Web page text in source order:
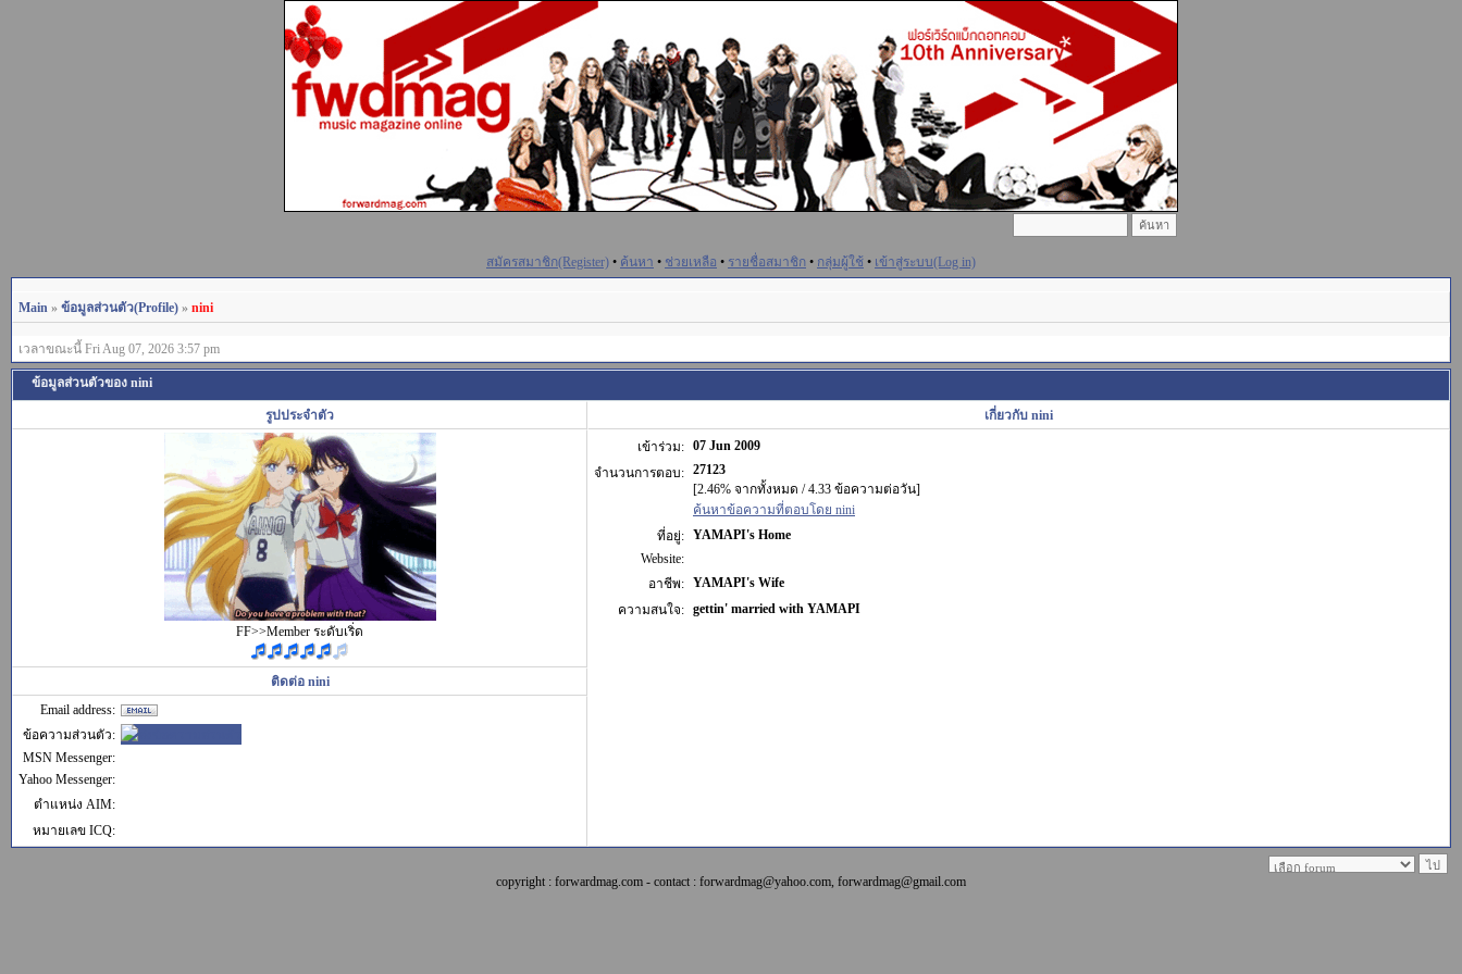
สมัครสมาชิก(Register) • ค้นหา • ช่วยเหลือ • รายชื่อสมาชิก • กลุ่มผู้ใช้ • เข้าสู่ระบบ(Log in)
Main » ข้อมูลส่วนตัว(Profile) » nini
เวลาขณะนี้ Fri Aug 07, 2026 3:57 pm
ข้อมูลส่วนตัวของ nini
รูปประจำตัว เกี่ยวกับ nini
FF>>Member ระดับเริ่ด
เข้าร่วม: 07 Jun 2009
จำนวนการตอบ: 27123
[2.46% จากทั้งหมด / 4.33 ข้อความต่อวัน]
ค้นหาข้อความที่ตอบโดย nini
ที่อยู่: YAMAPI's Home
Website:
อาชีพ: YAMAPI's Wife
ความสนใจ: gettin' married with YAMAPI
ติดต่อ nini
Email address:
ข้อความส่วนตัว:
MSN Messenger:
Yahoo Messenger:
ตำแหน่ง AIM:
หมายเลข ICQ:
copyright : forwardmag.com - contact : forwardmag@yahoo.com, forwardmag@gmail.com